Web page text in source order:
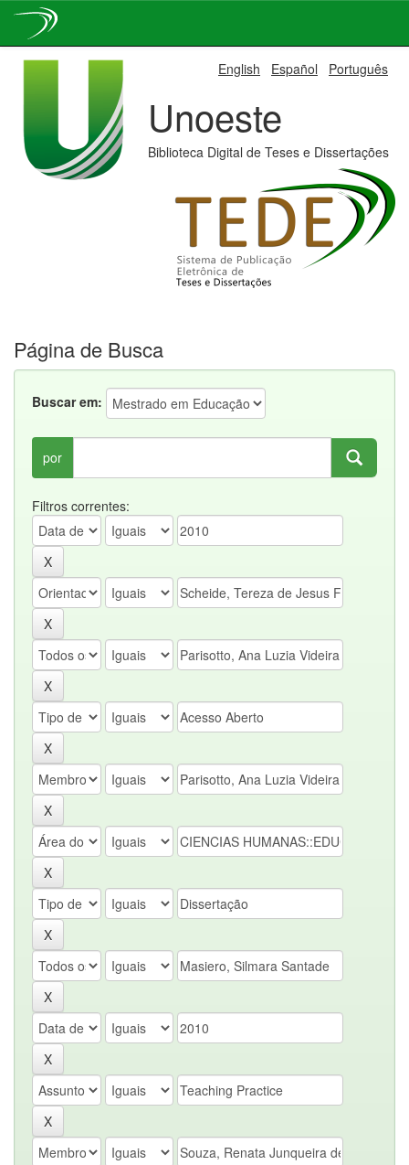
English Español Português
Unoeste
Biblioteca Digital de Teses e Dissertações
Página de Busca
Buscar em:
por
Filtros correntes: